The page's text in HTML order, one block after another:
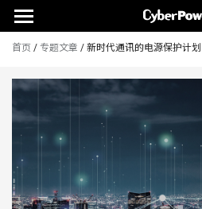
首页 / 专题文章 / 新时代通讯的电源保护计划